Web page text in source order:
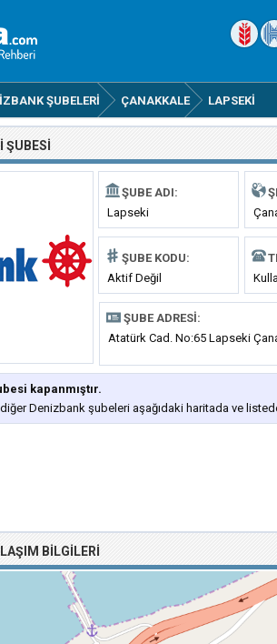
ŞUBELERI ÇANAKKALE LAPSEKI
ŞUBESI
ŞUBE ADI:
Lapseki
ŞUBE KODU:
Aktif Değil
ŞUBE ADRESI:
Atatürk Cad. No:65 Lapseki
kapanmıştır.
Denizbank şubeleri aşağıdaki haritada ve
BILGILERI